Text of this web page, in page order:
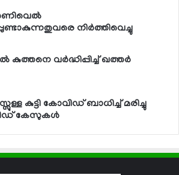
നിര്‍ത്തിവെച്ചു
കുത്തനെ വര്‍ദ്ധിപ്പിച്ച് ഖത്തര്‍
കുട്ടി കോവിഡ് ബാധിച്ച് മരിച്ചു
കേസുകള്‍